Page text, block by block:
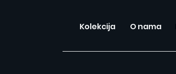
Kolekcija O nama